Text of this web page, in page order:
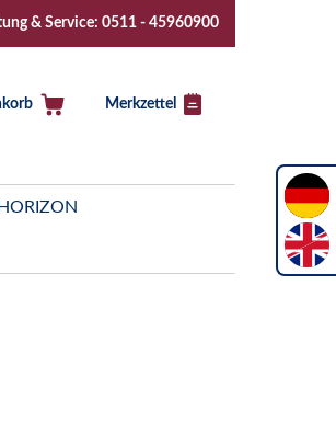
jetzt buchen!
& Service: 0511 - 45960900
Merkzettel